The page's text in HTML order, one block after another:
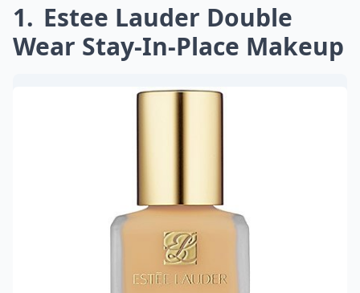
1
Estee Lauder Double
Wear Stay-In-Place Makeup